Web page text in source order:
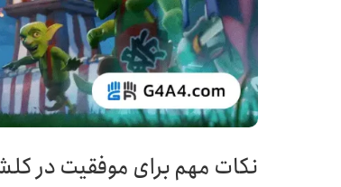
نکات مهم برای موفقیت در